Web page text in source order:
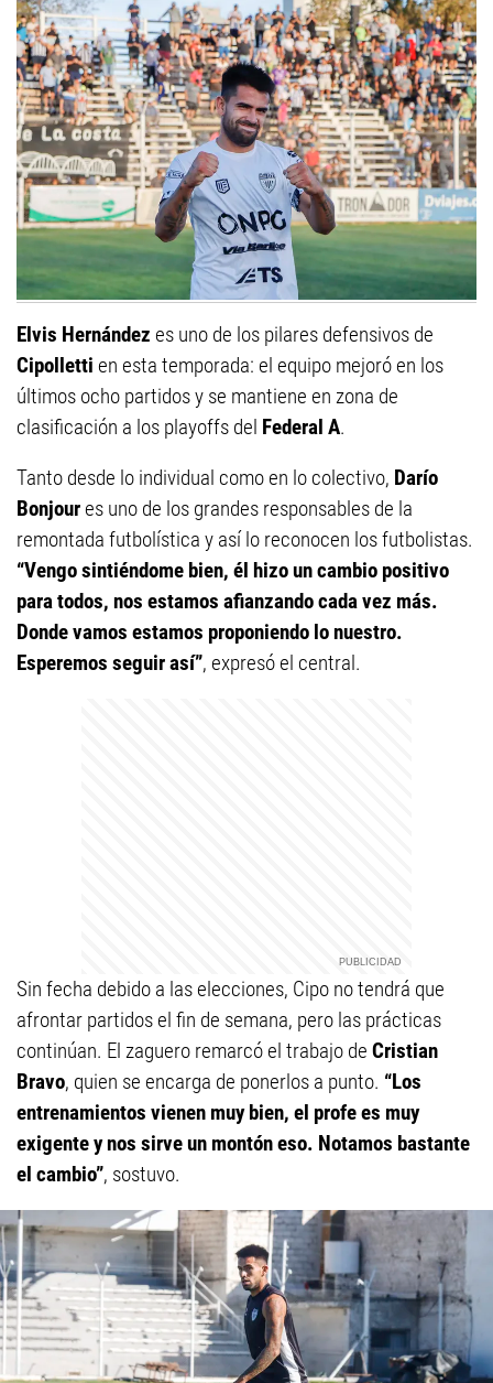
Elvis Hernández es uno de los pilares defensivos de
Cipolletti en esta temporada: el equipo mejoró en los
últimos ocho partidos y se mantiene en zona de
clasificación a los playoffs del Federal A.
Tanto desde lo individual como en lo colectivo, Darío
Bonjoures uno de los grandes responsables de la
remontada futbolística y así lo reconocen los futbolistas.
“Vengo sintiéndome bien, él hizo un cambio positivo
para todos, nos estamos afianzando cada vez más.
Donde vamos estamos proponiendo lo nuestro.
Esperemos seguir así”, expresó el central.
Sin fecha debido a las elecciones, Cipo no tendrá que
afrontar partidos el fin de semana, pero las prácticas
continúan. El zaguero remarcó el trabajo de Cristian
Bravo, quien se encarga de ponerlos a punto. “Los
entrenamientos vienen muy bien, el profe es muy
exigente y nos sirve un montón eso. Notamos bastante
el cambio”, sostuvo.